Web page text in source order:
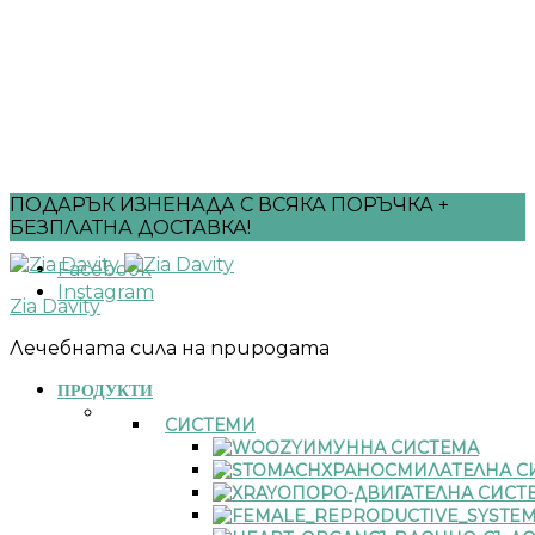
ПОДАРЪК ИЗНЕНАДА С ВСЯКА ПОРЪЧКА +
БЕЗПЛАТНА ДОСТАВКА!
Facebook
Instagram
Zia Davity
Лечебната сила на природата
ПРОДУКТИ
СИСТЕМИ
ИМУННА СИСТЕМА
ХРАНОСМИЛАТЕЛНА
ОПОРО-ДВИГАТЕЛНА